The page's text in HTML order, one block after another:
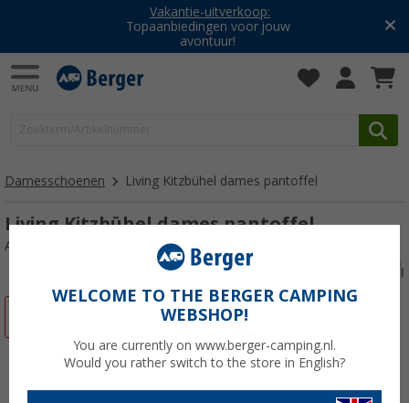
Vakantie-uitverkoop:
Topaanbiedingen voor jouw
avontuur!
Damesschoenen Living Kitzbühel dames pantoffel
Living Kitzbühel dames pantoffel
Artikelnr: 39802037
WELCOME TO THE BERGER CAMPING
WEBSHOP!
You are currently on www.berger-camping.nl.
Would you rather switch to the store in English?